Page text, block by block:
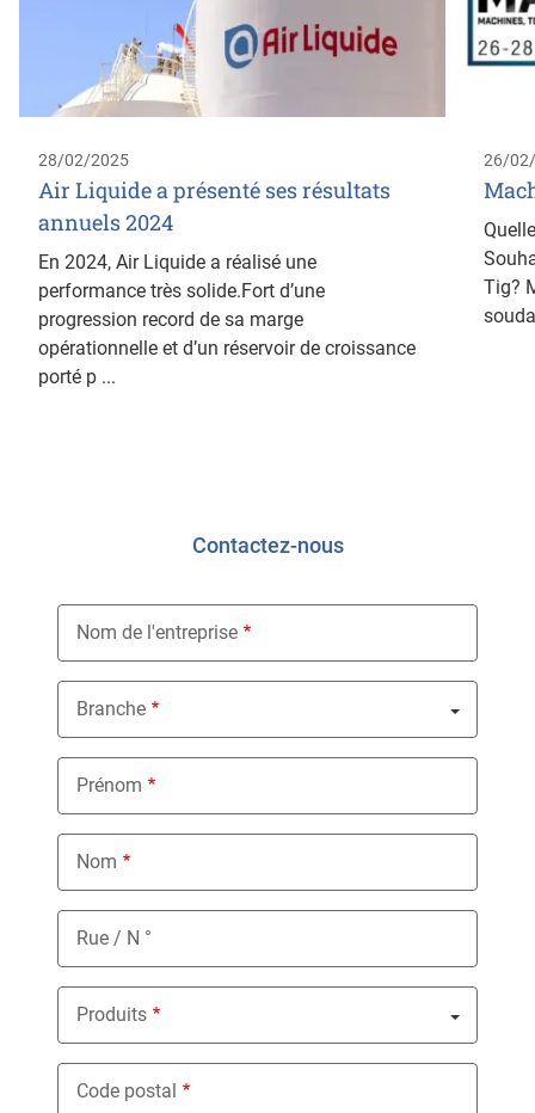
28/02/2025
Air Liquide a présenté ses résultats
annuels 2024
En 2024, Air Liquide a réalisé une
performance très solide.Fort d’une
progression record de sa marge
opérationnelle et d’un réservoir de croissance
porté p ...
26/
Tig?
Contactez-nous
Nom de l'entreprise
Branche
Nothing selected
Prénom
Nom
Rue / N °
Produits
Nothing selected
Code postal